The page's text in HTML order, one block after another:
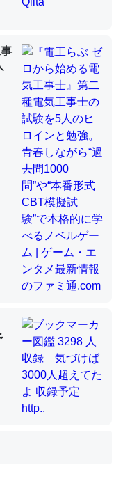
って面白い。海に
違うのか？
「昆虫はなぜ海にいな
使う脊椎動物と貝
殻を無くしてナメク
「昆虫はなぜ海にいな
まに覗いてる。ぼ
、Googleマップで
電中かが分かるので
と僕。ITツール導入で
by LIFULL介護